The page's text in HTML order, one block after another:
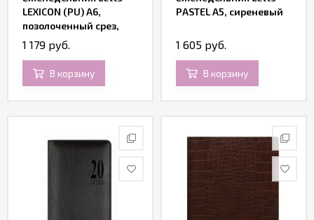
LEXICON (PU) A6,
позолоченный срез,
датированный,
зеленый
1 179 руб.
В корзину
PASTEL A5, сиреневый
1 605 руб.
В корзину